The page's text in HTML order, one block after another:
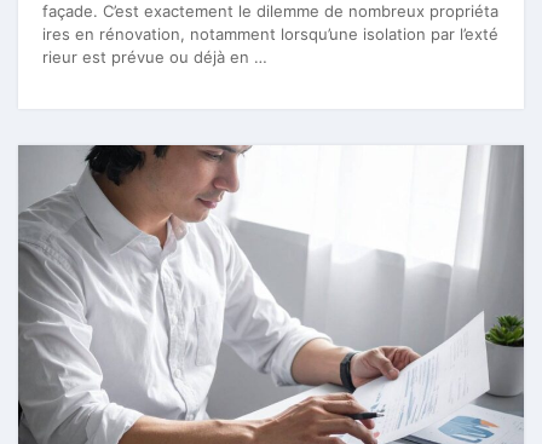
façade. C’est exactement le dilemme de nombreux propriéta
ires en rénovation, notamment lorsqu’une isolation par l’exté
rieur est prévue ou déjà en …